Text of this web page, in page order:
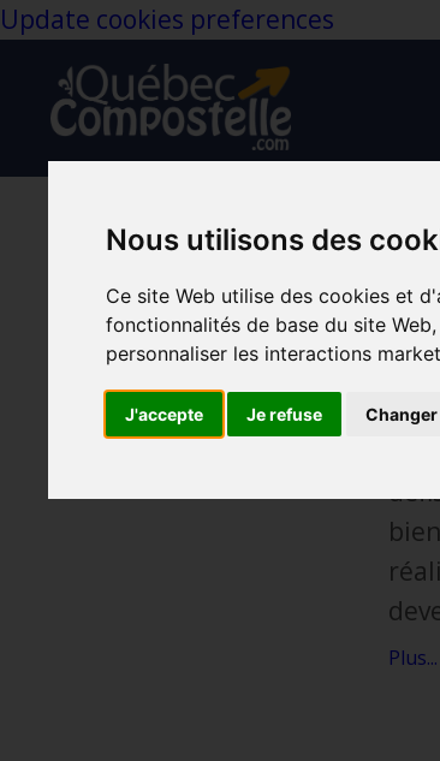
Nous utilisons des
Ce site Web utilise des cookies et
fonctionnalités de base du site Web,
personnaliser les interactions
J'accepte Je refuse
Update cookies preferences
La
Eau
Nov
Plus...